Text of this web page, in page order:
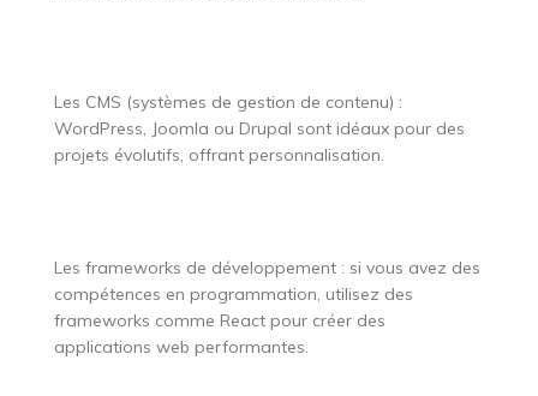
Les CMS (systèmes de gestion de contenu) :
WordPress, Joomla ou Drupal sont idéaux pour des
projets évolutifs, offrant personnalisation.
Les frameworks de développement : si vous avez des
compétences en programmation, utilisez des
frameworks comme React pour créer des
applications web performantes.